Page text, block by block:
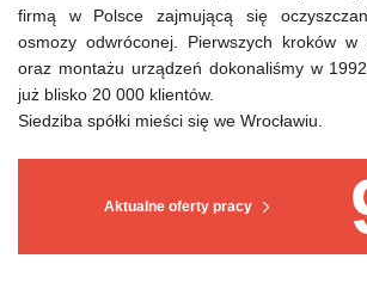
Aktualne oferty pracy
firmą w Polsce zajmującą się
osmozy odwróconej. Pierwszych kroków w
oraz montażu urządzeń dokonaliśmy w
już blisko 20 000 klientów.
Siedziba spółki mieści się we Wrocławiu.